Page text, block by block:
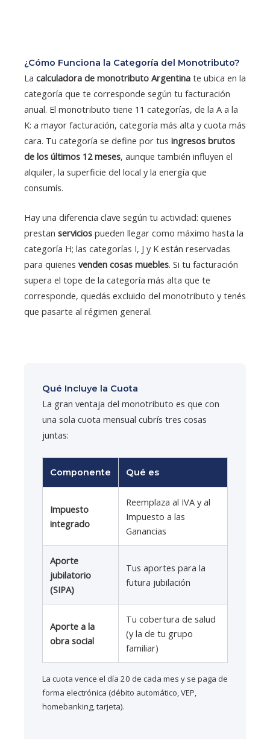
¿Cómo Funciona la Categoría del Monotributo?
La calculadora de monotributo Argentina te ubica en la
categoría que te corresponde según tu facturación
anual. El monotributo tiene 11 categorías, de la A a la
K: a mayor facturación, categoría más alta y cuota más
cara. Tu categoría se define por tus ingresos brutos
de los últimos 12 meses, aunque también influyen el
alquiler, la superficie del local y la energía que
consumís.
Hay una diferencia clave según tu actividad: quienes
prestan servicios pueden llegar como máximo hasta la
categoría H; las categorías I, J y K están reservadas
para quienes venden cosas muebles. Si tu facturación
supera el tope de la categoría más alta que te
corresponde, quedás excluido del monotributo y tenés
que pasarte al régimen general.
Qué Incluye la Cuota
La gran ventaja del monotributo es que con
una sola cuota mensual cubrís tres cosas
juntas:
Componente Qué es
Impuesto
integrado
Reemplaza al IVA y al
Impuesto a las
Ganancias
Aporte
jubilatorio
(SIPA)
Tus aportes para la
futura jubilación
Aporte a la
obra social
Tu cobertura de salud
(y la de tu grupo
familiar)
La cuota vence el día 20 de cada mes y se paga de
forma electrónica (débito automático, VEP,
homebanking, tarjeta).